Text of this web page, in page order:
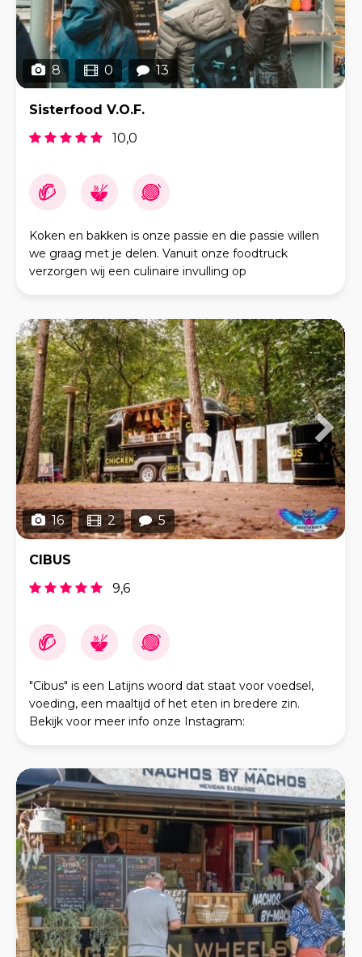
8 0 13
Sisterfood V.O.F.
10,0
Koken en bakken is onze passie en die passie willen
we graag met je delen. Vanuit onze foodtruck
verzorgen wij een culinaire invulling op
16 2 5
CIBUS
9,6
"Cibus" is een Latijns woord dat staat voor voedsel,
voeding, een maaltijd of het eten in bredere zin.
Bekijk voor meer info onze Instagram: